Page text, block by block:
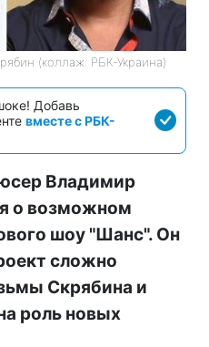
(коллаж: РБК-Украина)
Добавь
вместе с РБК-
Владимир
о возможном
шоу "Шанс". Он
сложно
Скрябина и
роль новых